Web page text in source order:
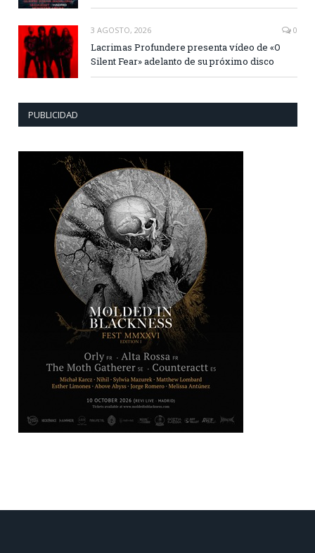
3 AGOSTO, 2026 0
Lacrimas Profundere presenta vídeo de «O
Silent Fear» adelanto de su próximo disco
PUBLICIDAD